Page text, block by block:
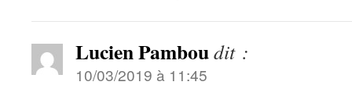
Lucien Pamboudit :
10/03/2019 à 11:45